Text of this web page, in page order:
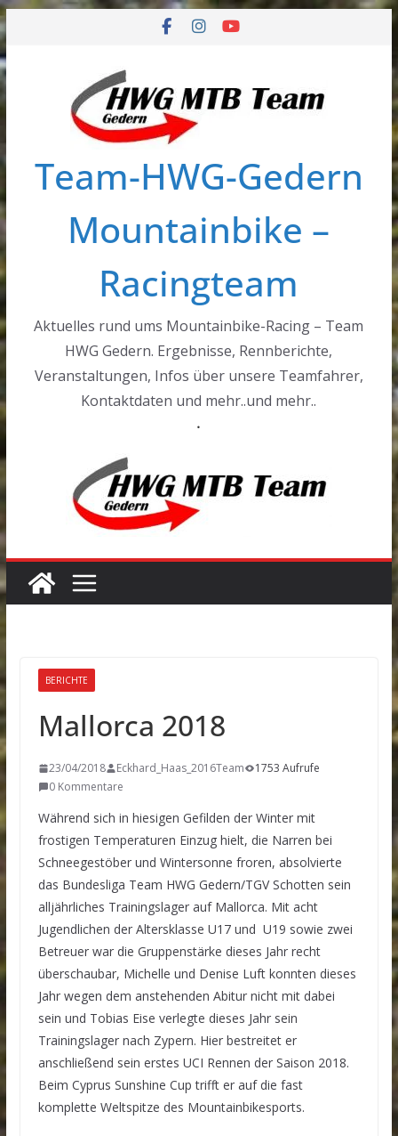
Zum
Inhalt
springen
Team-HWG-Gedern
Mountainbike –
Racingteam
Aktuelles rund ums Mountainbike-Racing – Team
HWG Gedern. Ergebnisse, Rennberichte,
Veranstaltungen, Infos über unsere Teamfahrer,
Kontaktdaten und mehr..und mehr..
.
BERICHTE
Mallorca 2018
23/04/2018 Eckhard_Haas_2016Team
1753 Aufrufe
0 Kommentare
Während sich in hiesigen Gefilden der Winter mit
frostigen Temperaturen Einzug hielt, die Narren bei
Schneegestöber und Wintersonne froren, absolvierte
das Bundesliga Team HWG Gedern/TGV Schotten sein
alljährliches Trainingslager auf Mallorca. Mit acht
Jugendlichen der Altersklasse U17 und U19 sowie zwei
Betreuer war die Gruppenstärke dieses Jahr recht
überschaubar, Michelle und Denise Luft konnten dieses
Jahr wegen dem anstehenden Abitur nicht mit dabei
sein und Tobias Eise verlegte dieses Jahr sein
Trainingslager nach Zypern. Hier bestreitet er
anschließend sein erstes UCI Rennen der Saison 2018.
Beim Cyprus Sunshine Cup trifft er auf die fast
komplette Weltspitze des Mountainbikesports.